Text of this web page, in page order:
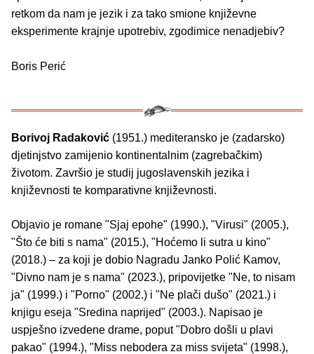
retkom da nam je jezik i za tako smione književne
eksperimente krajnje upotrebiv, zgodimice nenadjebiv?
Boris Perić
Borivoj Radaković (1951.) mediteransko je (zadarsko)
djetinjstvo zamijenio kontinentalnim (zagrebačkim)
životom. Završio je studij jugoslavenskih jezika i
književnosti te komparativne književnosti.
Objavio je romane "Sjaj epohe" (1990.), "Virusi" (2005.),
"Što će biti s nama" (2015.), "Hoćemo li sutra u kino"
(2018.) – za koji je dobio Nagradu Janko Polić Kamov,
"Divno nam je s nama" (2023.), pripovijetke "Ne, to nisam
ja" (1999.) i "Porno" (2002.) i "Ne plači dušo" (2021.) i
knjigu eseja "Sredina naprijed" (2003.). Napisao je
uspješno izvedene drame, poput "Dobro došli u plavi
pakao" (1994.), "Miss nebodera za miss svijeta" (1998.),